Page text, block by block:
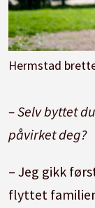
Hermstad bretter opp ermene,
– Selv byttet
påvirket deg?
– Jeg gikk
flyttet